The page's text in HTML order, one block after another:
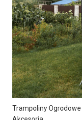
Trampoliny Ogrodowe